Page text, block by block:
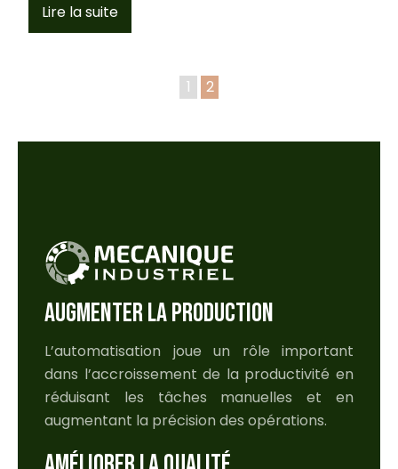
Lire la suite
1 2
AUGMENTER LA PRODUCTION
L’automatisation joue un rôle important
dans l’accroissement de la productivité en
réduisant les tâches manuelles et en
augmentant la précision des opérations.